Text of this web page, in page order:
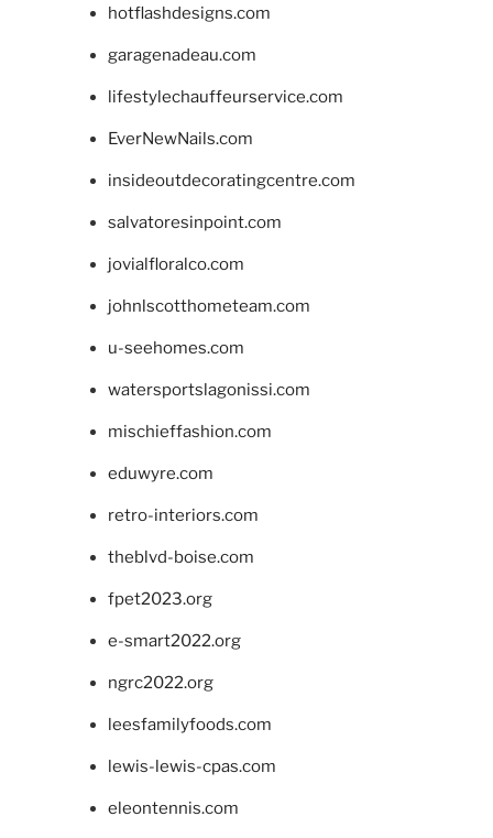
hotflashdesigns.com
garagenadeau.com
lifestylechauffeurservice.com
EverNewNails.com
insideoutdecoratingcentre.com
salvatoresinpoint.com
jovialfloralco.com
johnlscotthometeam.com
u-seehomes.com
watersportslagonissi.com
mischieffashion.com
eduwyre.com
retro-interiors.com
theblvd-boise.com
fpet2023.org
e-smart2022.org
ngrc2022.org
leesfamilyfoods.com
lewis-lewis-cpas.com
eleontennis.com